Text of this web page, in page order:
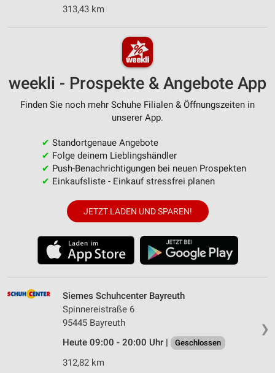
313,43 km
weekli - Prospekte & Angebote App
Finden Sie noch mehr Schuhe Filialen & Öffnungszeiten in
unserer App.
✔ Standortgenaue Angebote
✔ Folge deinem Lieblingshändler
✔ Push-Benachrichtigungen bei neuen Prospekten
✔ Einkaufsliste - Einkauf stressfrei planen
JETZT LADEN UND SPAREN!
❯
Siemes Schuhcenter Bayreuth
Spinnereistraße 6
95445 Bayreuth
Heute 09:00 - 20:00 Uhr |
Geschlossen
312,82 km